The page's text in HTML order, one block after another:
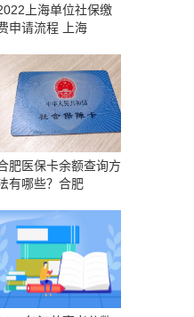
上海单位社保缴
申请流程 上海
肥医保卡余额查询方
有哪些？合肥